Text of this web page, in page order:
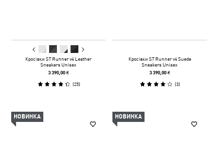
Кросівки ST Runner v4 Leather
Sneakers Unisex
3 390,00 ₴
(25)
Кросівки ST Runner v4 Suede
Sneakers Unisex
3 390,00 ₴
(3)
НОВИНКА НОВИНКА